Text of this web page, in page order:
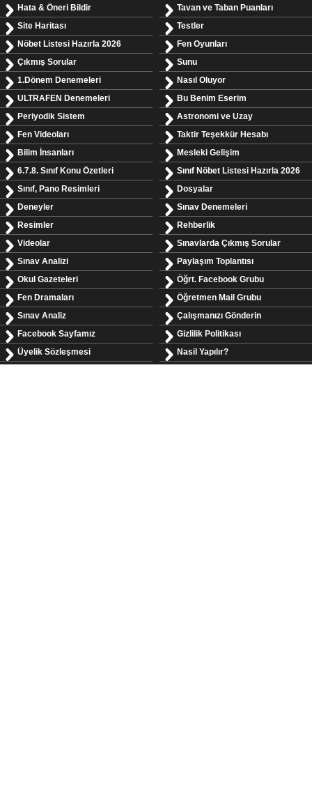
Hata & Öneri Bildir
Site Haritası
Nöbet Listesi Hazırla 2026
Çıkmış Sorular
1.Dönem Denemeleri
ULTRAFEN Denemeleri
Periyodik Sistem
Fen Videoları
Bilim İnsanları
6.7.8. Sınıf Konu Özetleri
Sınıf, Pano Resimleri
Deneyler
Resimler
Videolar
Sınav Analizi
Okul Gazeteleri
Fen Dramaları
Sınav Analiz
Facebook Sayfamız
Üyelik Sözleşmesi
Tavan ve Taban Puanları
Testler
Fen Oyunları
Sunu
Nasıl Oluyor
Bu Benim Eserim
Astronomi ve Uzay
Taktir Teşekkür Hesabı
Mesleki Gelişim
Sınıf Nöbet Listesi Hazırla 2026
Dosyalar
Sınav Denemeleri
Rehberlik
Sınavlarda Çıkmış Sorular
Paylaşım Toplantısı
Öğrt. Facebook Grubu
Öğretmen Mail Grubu
Çalışmanızı Gönderin
Gizlilik Politikası
Nasil Yapılır?